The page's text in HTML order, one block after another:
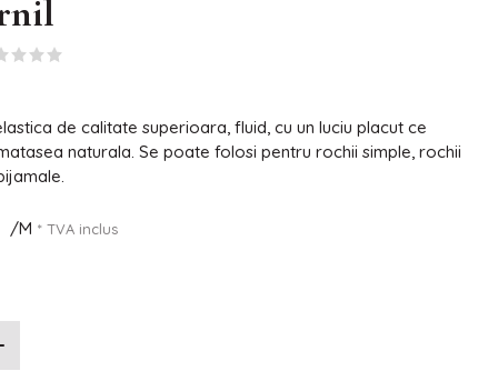
de calitate superioara, fluid, cu un luciu placut ce
naturala. Se poate folosi pentru rochii simple, rochii
/M * TVA inclus